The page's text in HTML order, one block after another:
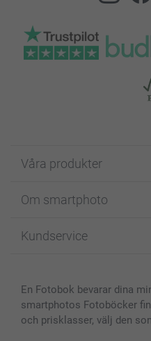
Våra produkter
Fotokort
Fotoböcker
Skal till Mobil & Surfplatta
MyNameBook
Om smartphoto
För affiliates
Sitemap
Villkor och garantier
Kundservice
smartbonus
Priser & betalning
En Fotobok bevarar dina
smartphotos Fotoböcker
och prisklasser, välj den